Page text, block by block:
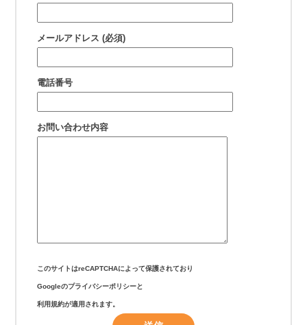
メールアドレス (必須)
電話番号
お問い合わせ内容
このサイトはreCAPTCHAによって保護されており
Googleのプライバシーポリシーと
利用規約が適用されます。